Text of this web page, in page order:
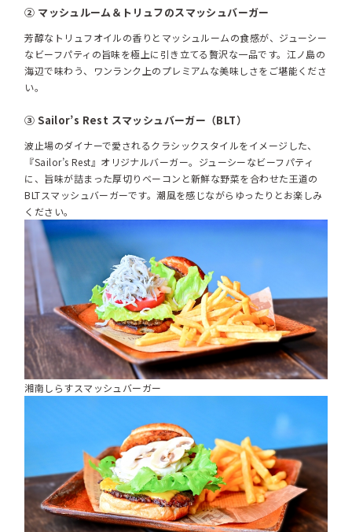
② マッシュルーム＆トリュフのスマッシュバーガー
芳醇なトリュフオイルの香りとマッシュルームの食感が、ジューシー
なビーフパティの旨味を極上に引き立てる贅沢な一品です。江ノ島の
海辺で味わう、ワンランク上のプレミアムな美味しさをご堪能くださ
い。
③ Sailor’s Rest スマッシュバーガー（BLT）
波止場のダイナーで愛されるクラシックスタイルをイメージした、
『Sailor’s Rest』オリジナルバーガー。ジューシーなビーフパティ
に、旨味が詰まった厚切りベーコンと新鮮な野菜を合わせた王道の
BLTスマッシュバーガーです。潮風を感じながらゆったりとお楽しみ
ください。
湘南しらすスマッシュバーガー